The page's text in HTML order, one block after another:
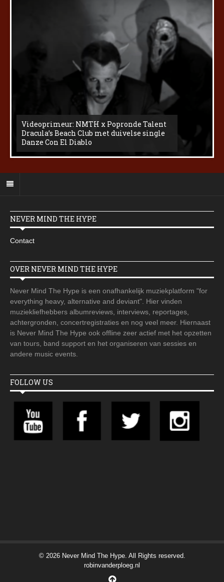
Videoprimeur: NMTH x Popronde Talent
Dracula’s Beach Club met duivelse single
Danze Con El Diablo
NEVER MIND THE HYPE
Contact
OVER NEVER MIND THE HYPE
Never Mind The Hype is een onafhankelijk muziekplatform "for
everything heavy, alternative and deviant". Hier vinden
muziekliefhebbers albumreviews, interviews, reportages,
achtergronden, concertregistraties en nog veel meer. Hiernaast
is Never Mind The Hype ook offline zeer actief met het opzetten
van tours, band support en het organiseren van sessies en
andere music events.
FOLLOW US
© 2026 Never Mind The Hype. All Rights reserved.
robinvanderploeg.nl